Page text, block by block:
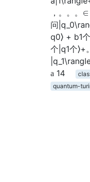
，。。。
问
q0⟩ + b1
个|q1个⟩+
14
quantum-